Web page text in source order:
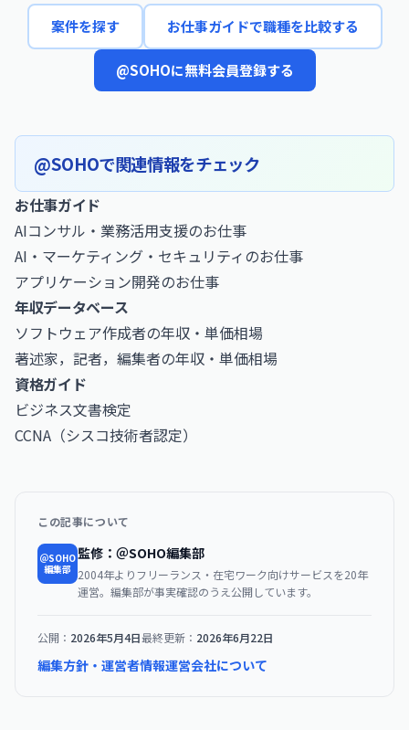
案件を探す お仕事ガイドで職種を比較する
@SOHOに無料会員登録する
@SOHOで関連情報をチェック
お仕事ガイド
AIコンサル・業務活用支援のお仕事
AI・マーケティング・セキュリティのお仕事
アプリケーション開発のお仕事
年収データベース
ソフトウェア作成者の年収・単価相場
著述家，記者，編集者の年収・単価相場
資格ガイド
ビジネス文書検定
CCNA（シスコ技術者認定）
この記事について
＠SOHO
編集部
監修：＠SOHO編集部
2004年よりフリーランス・在宅ワーク向けサービスを20年
運営。編集部が事実確認のうえ公開しています。
公開： 2026年5月4日最終更新： 2026年6月22日
編集方針・運営者情報運営会社について